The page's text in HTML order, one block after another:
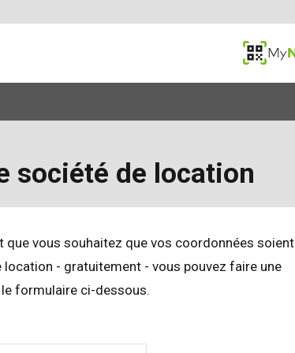
MyNifty
société de location
que vous souhaitez que vos coordonnées soient
- gratuitement - vous pouvez faire une
formulaire ci-dessous.